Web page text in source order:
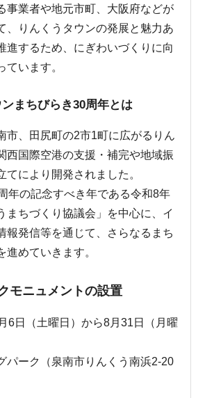
事業者や地元市町、大阪府などが
、りんくうタウンの発展と魅力あ
進するため、にぎわいづくりに向
ています。
まちびらき30周年とは
、田尻町の2市1町に広がるりん
西国際空港の支援・補完や地域振
てにより開発されました。
年の記念すべき年である令和8年
まちづくり協議会」を中心に、イ
報発信等を通じて、さらなるまち
進めていきます。
モニュメントの設置
6日（土曜日）から8月31日（月曜
パーク（泉南市りんくう南浜2-20